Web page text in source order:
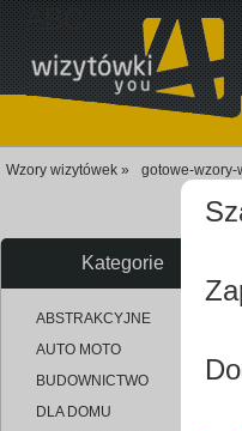
Wzory wizytówek » gotowe-wzory-
Kategorie
ABSTRAKCYJNE
AUTO MOTO
BUDOWNICTWO
DLA DOMU
ABC